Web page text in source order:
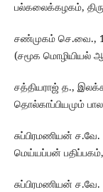
பல்கலைக்கழகம்,
சண்முகம் செ.வை.,
(சமூக மொழியியல்
சத்தியராஜ் த.,
தொல்காப்பியமும்
சுப்பிரமணியன்
மெய்யப்பன்
சுப்பிரமணியன்